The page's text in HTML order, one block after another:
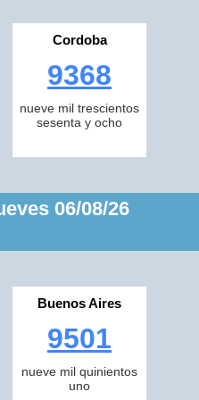
Cordoba
9368
nueve mil trescientos
sesenta y ocho
06/08/26
Buenos Aires
9501
nueve mil quinientos
uno